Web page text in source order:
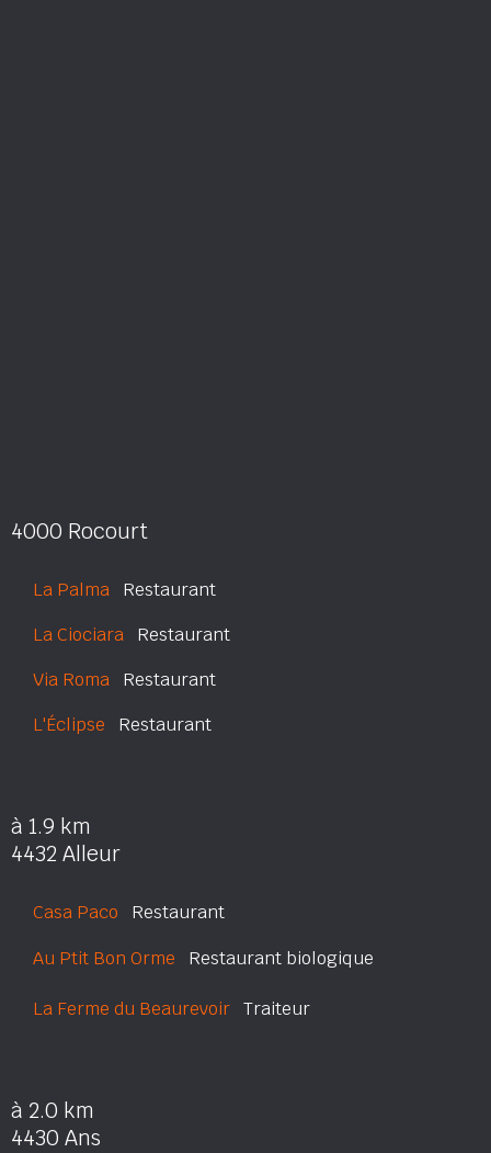
4000 Rocourt
La Palma Restaurant
La Ciociara Restaurant
Via Roma Restaurant
L'Éclipse Restaurant
à 1.9 km
4432 Alleur
Casa Paco Restaurant
Au Ptit Bon Orme Restaurant biologique
La Ferme du Beaurevoir Traiteur
à 2.0 km
4430 Ans